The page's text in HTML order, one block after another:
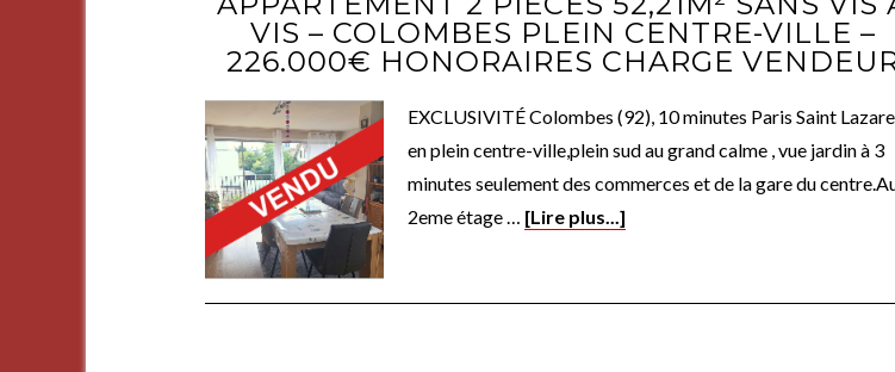
VIS – COLOMBES PLEIN CENTRE-VILLE –
226.000€ HONORAIRES CHARGE
EXCLUSIVITÉ Colombes (92), 10 minutes Paris Saint
en plein centre-ville,plein sud au grand calme , vue jardin à 3
minutes seulement des commerces et de la gare du
2eme étage … [Lire plus...]